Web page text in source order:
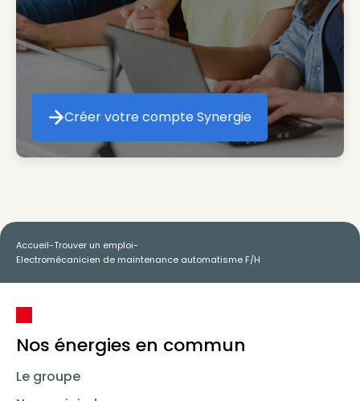
Créer votre compte Synergie
Créer votre compte Synergie
Accueil-Trouver un emploi-
Electromécanicien de maintenance automatisme F/H
Nos énergies en commun
Le groupe